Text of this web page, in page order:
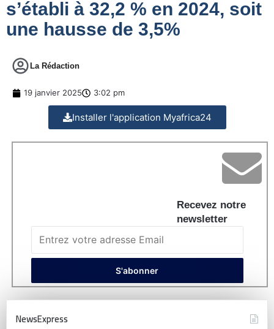
s’établi à 32,2 % en 2024, soit
une hausse de 3,5%
La Rédaction
19 janvier 2025 3:02 pm
Installer l'application Myafrica24
Recevez notre
newsletter
NewsExpress